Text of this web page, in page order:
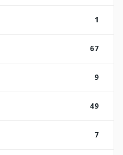
1
67
9
49
7